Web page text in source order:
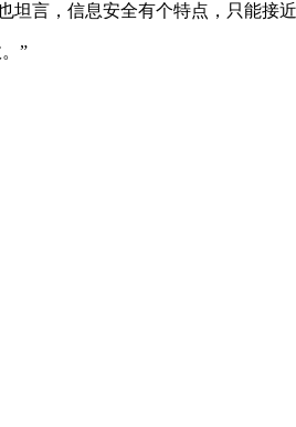
言，信息安全有个特点，只能接近
”